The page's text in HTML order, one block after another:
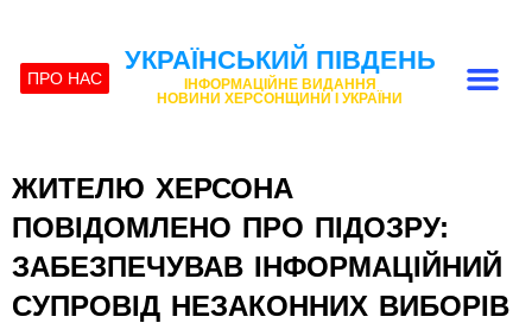
ПРО НАС
УКРАЇНСЬКИЙ ПІВДЕНЬ
ІНФОРМАЦІЙНЕ ВИДАННЯ
НОВИНИ ХЕРСОНЩИНИ І УКРАЇНИ
ЖИТЕЛЮ ХЕРСОНА
ПОВІДОМЛЕНО ПРО ПІДОЗРУ:
ЗАБЕЗПЕЧУВАВ ІНФОРМАЦІЙНИЙ
СУПРОВІД НЕЗАКОННИХ ВИБОРІВ